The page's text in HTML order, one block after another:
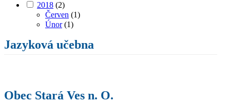
2018 (2)
Červen (1)
Únor(1)
Jazyková učebna
Obec Stará Ves n. O.